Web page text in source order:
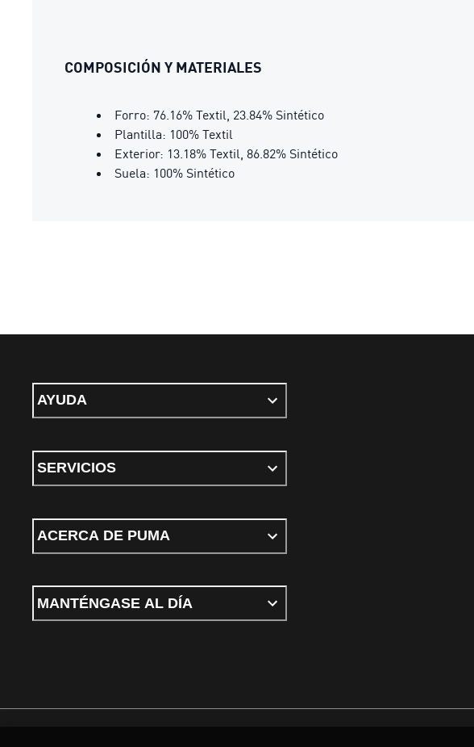
COMPOSICIÓN Y MATERIALES
Forro: 76.16% Textil, 23.84% Sintético
Plantilla: 100% Textil
Exterior: 13.18% Textil, 86.82% Sintético
Suela: 100% Sintético
AYUDA
SERVICIOS
ACERCA DE PUMA
MANTÉNGASE AL DÍA